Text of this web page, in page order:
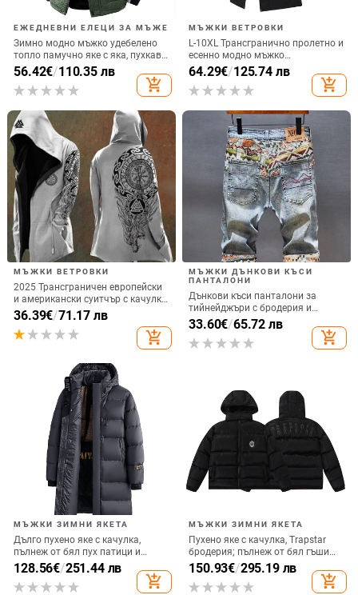
ЕЖЕДНЕВНИ ЕЛЕЦИ ЗА МЪЖЕ
Зимно модно мъжко удебелено
топло памучно яке с яка, пухкаво,
голям размер, плюс дебело яке с
широки рамене, без ръкави
56.42€/110.35 лв
add_shopping_cart
МЪЖКИ ВЕТРОВКИ
L-10XL Трансгранично пролетно и
есенно модно мъжко
универсално палто с качулка,
дебело, младежко, плюс размер,
свободно
64.29€/125.74 лв
add_shopping_cart
МЪЖКИ ВЕТРОВКИ
2025 Трансграничен европейски
и американски суитчър с качулка,
нов кардиган за мъже, Tough Guy,
с качулка, без цип, печат, Хелоуин
36.39€/71.17 лв
add_shopping_cart
МЪЖКИ ДЪНКОВИ КЪСИ
ПАНТАЛОНИ
Дънкови къси панталони за
тийнейджъри с бродерия и
разкъсвания, корейски стил, слим
фит, микроеластичност, лято
33.60€/65.72 лв
add_shopping_cart
МЪЖКИ ЗИМНИ ЯКЕТА
Дълго пухено яке с качулка,
пълнеж от бял пух патици и
кашмир 76–80%, подходящо за
силно студено време (-30°C до
-15°C), свободна кройка
128.56€/251.44 лв
add_shopping_cart
МЪЖКИ ЗИМНИ ЯКЕТА
Пухено яке с качулка, Trapstar
бродерия; пълнеж от бял гъши
пух; ветрозащитно; запълване
95; пухнастост 550; зимно
облекло унисекс
150.93€/295.19 лв
add_shopping_cart